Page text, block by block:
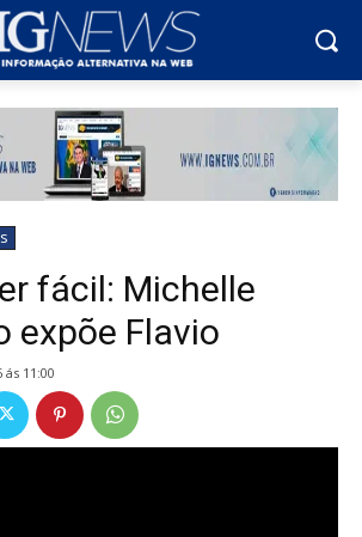
fácil: Michelle
expõe Flavio
ás 11:00